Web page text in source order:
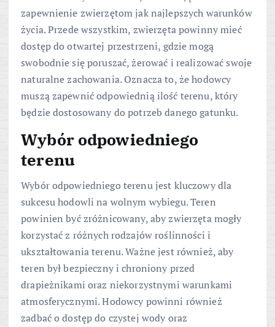
zapewnienie zwierzętom jak najlepszych warunków
życia. Przede wszystkim, zwierzęta powinny mieć
dostęp do otwartej przestrzeni, gdzie mogą
swobodnie się poruszać, żerować i realizować swoje
naturalne zachowania. Oznacza to, że hodowcy
muszą zapewnić odpowiednią ilość terenu, który
będzie dostosowany do potrzeb danego gatunku.
Wybór odpowiedniego
terenu
Wybór odpowiedniego terenu jest kluczowy dla
sukcesu hodowli na wolnym wybiegu. Teren
powinien być zróżnicowany, aby zwierzęta mogły
korzystać z różnych rodzajów roślinności i
ukształtowania terenu. Ważne jest również, aby
teren był bezpieczny i chroniony przed
drapieżnikami oraz niekorzystnymi warunkami
atmosferycznymi. Hodowcy powinni również
zadbać o dostęp do czystej wody oraz